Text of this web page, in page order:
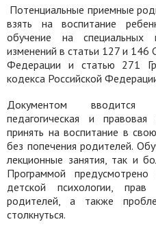
Потенциальные приемные
взять на воспитание
обучение на специальных
изменений в статьи 127 и 146
Федерации и статью 271
кодекса Российской
Документом вводится
педагогическая и
принять на воспитание в
без попечения родителей.
лекционные занятия, так и
Программой предусмотрено
детской психологии,
родителей, а также
столкнуться.